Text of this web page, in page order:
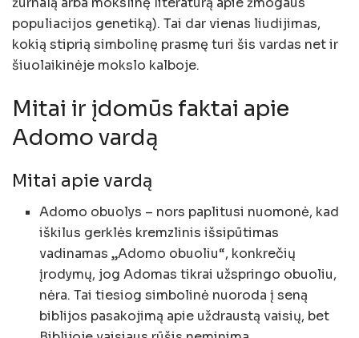
populiacijos genetiką). Tai dar vienas liudijimas,
kokią stiprią simbolinę prasmę turi šis vardas net ir
šiuolaikinėje mokslo kalboje.
Mitai ir įdomūs faktai apie
Adomo vardą
Mitai apie vardą
Adomo obuolys – nors paplitusi nuomonė, kad
iškilus gerklės kremzlinis išsipūtimas
vadinamas „Adomo obuoliu“, konkrečių
įrodymų, jog Adomas tikrai užspringo obuoliu,
nėra. Tai tiesiog simbolinė nuoroda į seną
biblijos pasakojimą apie uždraustą vaisių, bet